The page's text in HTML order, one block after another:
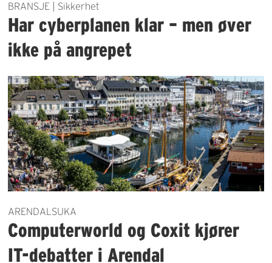
BRANSJE | Sikkerhet
Har cyberplanen klar – men øver
ikke på angrepet
ARENDALSUKA
Computerworld og Coxit kjører
IT-debatter i Arendal